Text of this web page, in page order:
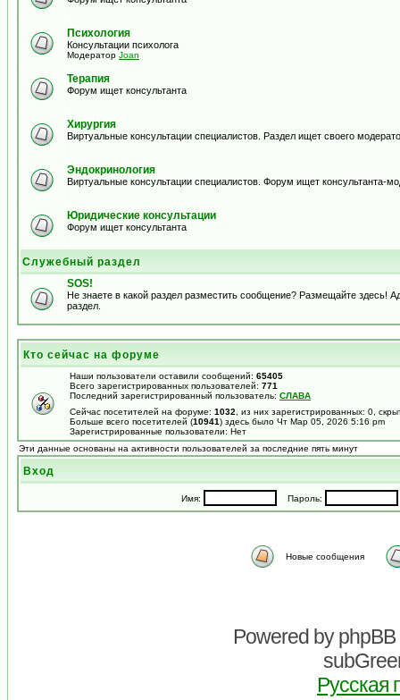
Психология
Консультации психолога
Модератор Joan
Терапия
Форум ищет консультанта
Хирургия
Виртуальные консультации специалистов. Раздел ищет своего
Эндокринология
Виртуальные консультации специалистов. Форум ищет консультанта-
Юридические консультации
Форум ищет консультанта
Служебный раздел
SOS!
Не знаете в какой раздел разместить сообщение? Размещайте здесь!
раздел.
Кто сейчас на форуме
Наши пользователи оставили сообщений: 65405
Всего зарегистрированных пользователей: 771
Последний зарегистрированный пользователь: СЛАВА
Сейчас посетителей на форуме: 1032 , из них зарегистрированных: 0,
Больше всего посетителей (10941) здесь было Чт Мар 05, 2026 5:16 pm
Зарегистрированные пользователи: Нет
Эти данные основаны на активности пользователей за последние пять минут
Вход
Имя: Пароль:
Новые сообщения
Powered byphpBB
Русская